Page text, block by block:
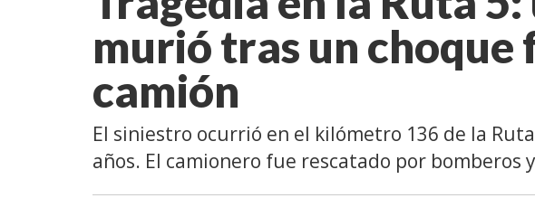
murió tras un choque
camión
El siniestro ocurrió en el kilómetro 136 de la
años. El camionero fue rescatado por bomberos